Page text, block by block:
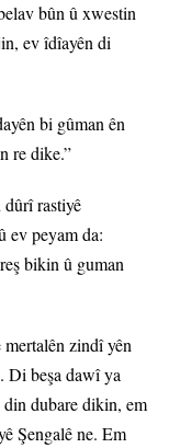
bûn û xwestin
ev îdîayên di
bi gûman ên
re dike.”
rastiyê
ev peyam da:
bikin û guman
zindî yên
Di beşa dawî ya
dubare dikin, em
Şengalê ne. Em